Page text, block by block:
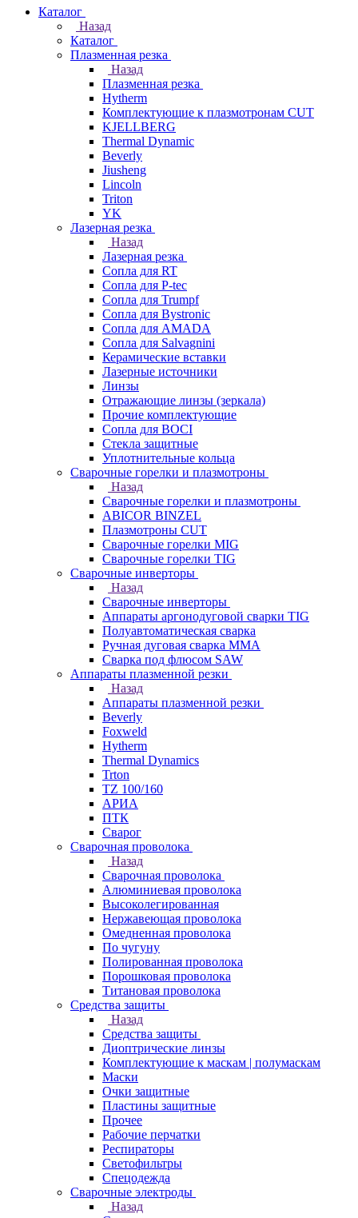
Каталог
Назад
Каталог
Плазменная резка
Назад
Плазменная резка
Hytherm
Комплектующие к плазмотронам CUT
KJELLBERG
Thermal Dynamic
Beverly
Jiusheng
Lincoln
Triton
YK
Лазерная резка
Назад
Лазерная резка
Сопла для RT
Сопла для P-tec
Сопла для Trumpf
Сопла для Bystronic
Сопла для AMADA
Сопла для Salvagnini
Керамические вставки
Лазерные источники
Линзы
Отражающие линзы (зеркала)
Прочие комплектующие
Сопла для BOCI
Стекла защитные
Уплотнительные кольца
Сварочные горелки и плазмотроны
Назад
Сварочные горелки и плазмотроны
ABICOR BINZEL
Плазмотроны CUT
Сварочные горелки MIG
Сварочные горелки TIG
Сварочные инверторы
Назад
Сварочные инверторы
Аппараты аргонодуговой сварки TIG
Полуавтоматическая сварка
Ручная дуговая сварка MMA
Сварка под флюсом SAW
Аппараты плазменной резки
Назад
Аппараты плазменной резки
Beverly
Foxweld
Hytherm
Thermal Dynamics
Trton
TZ 100/160
АРИА
ПТК
Сварог
Сварочная проволока
Назад
Сварочная проволока
Алюминиевая проволока
Высоколегированная
Нержавеющая проволока
Омедненная проволока
По чугуну
Полированная проволока
Порошковая проволока
Титановая проволока
Средства защиты
Назад
Средства защиты
Диоптрические линзы
Комплектующие к маскам | полумаскам
Маски
Очки защитные
Пластины защитные
Прочее
Рабочие перчатки
Респираторы
Светофильтры
Спецодежда
Сварочные электроды
Назад